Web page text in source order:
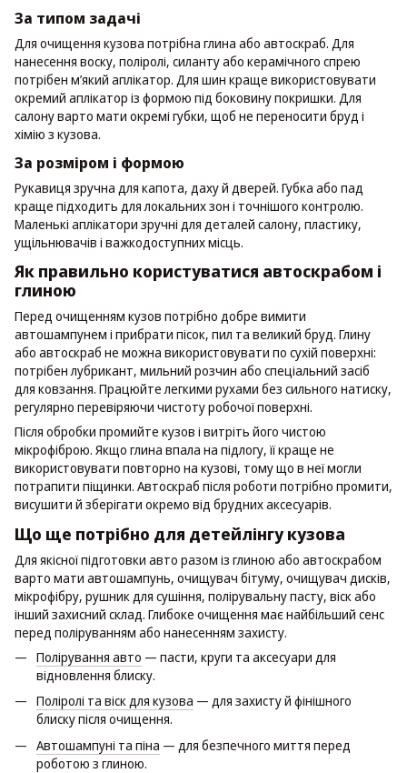
За типом задачі
Для очищення кузова потрібна глина або автоскраб. Для
нанесення воску, поліролі, силанту або керамічного спрею
потрібен м’який аплікатор. Для шин краще використовувати
окремий аплікатор із формою під боковину покришки. Для
салону варто мати окремі губки, щоб не переносити бруд і
хімію з кузова.
За розміром і формою
Рукавиця зручна для капота, даху й дверей. Губка або пад
краще підходить для локальних зон і точнішого контролю.
Маленькі аплікатори зручні для деталей салону, пластику,
ущільнювачів і важкодоступних місць.
Як правильно користуватися автоскрабом і
глиною
Перед очищенням кузов потрібно добре вимити
автошампунем і прибрати пісок, пил та великий бруд. Глину
або автоскраб не можна використовувати по сухій поверхні:
потрібен лубрикант, мильний розчин або спеціальний засіб
для ковзання. Працюйте легкими рухами без сильного натиску,
регулярно перевіряючи чистоту робочої поверхні.
Після обробки промийте кузов і витріть його чистою
мікрофіброю. Якщо глина впала на підлогу, її краще не
використовувати повторно на кузові, тому що в неї могли
потрапити піщинки. Автоскраб після роботи потрібно промити,
висушити й зберігати окремо від брудних аксесуарів.
Що ще потрібно для детейлінгу кузова
Для якісної підготовки авто разом із глиною або автоскрабом
варто мати автошампунь, очищувач бітуму, очищувач дисків,
мікрофібру, рушник для сушіння, полірувальну пасту, віск або
інший захисний склад. Глибоке очищення має найбільший сенс
перед поліруванням або нанесенням захисту.
Полірування авто — пасти, круги та аксесуари для
відновлення блиску.
Поліролі та віск для кузова — для захисту й фінішного
блиску після очищення.
Автошампуні та піна — для безпечного миття перед
роботою з глиною.